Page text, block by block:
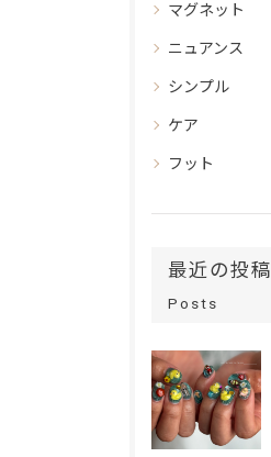
マグネット
ニュアンス
シンプル
ケア
フット
最近の投稿
Posts